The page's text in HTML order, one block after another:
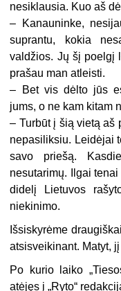
nesiklausia. Kuo aš
– Kanauninke,
suprantu, kokia
valdžios. Jų šį poelgį
prašau man atleisti.
– Bet vis dėlto jūs
jums, o ne kam kitam
– Turbūt į šią vietą aš
nepasiliksiu. Leidėjai
savo priešą.
nesutarimų. Ilgai
didelį Lietuvos
niekinimo.
Išsiskyrėme
atsisveikinant. Matyt,
Po kurio laiko
atėjęs į „Ryto“